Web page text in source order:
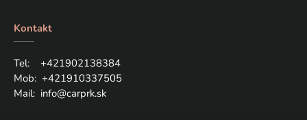
Kontakt
Tel: +421902138384
Mob: +421910337505
Mail: info@carprk.sk